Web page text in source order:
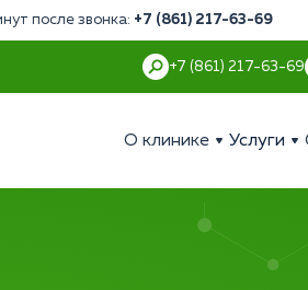
после звонка: +7 (861) 217-63-69
+7 (861) 217-63-69
О клинике Услуги